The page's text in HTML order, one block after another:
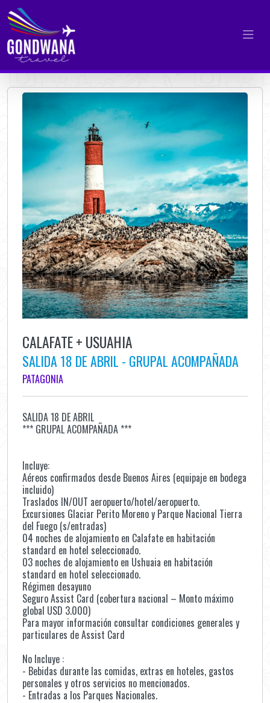
CALAFATE + USUAHIA
SALIDA 18 DE ABRIL - GRUPAL ACOMPAÑADA
PATAGONIA
SALIDA 18 DE ABRIL
*** GRUPAL ACOMPAÑADA ***
Incluye:
Aéreos confirmados desde Buenos Aires (equipaje en bodega
incluido)
Traslados IN/OUT aeropuerto/hotel/aeropuerto.
Excursiones Glaciar Perito Moreno y Parque Nacional Tierra
del Fuego (s/entradas)
04 noches de alojamiento en Calafate en habitación
standard en hotel seleccionado.
03 noches de alojamiento en Ushuaia en habitación
standard en hotel seleccionado.
Régimen desayuno
Seguro Assist Card (cobertura nacional – Monto máximo
global USD 3.000)
Para mayor información consultar condiciones generales y
particulares de Assist Card
No Incluye :
- Bebidas durante las comidas, extras en hoteles, gastos
personales y otros servicios no mencionados.
- Entradas a los Parques Nacionales.